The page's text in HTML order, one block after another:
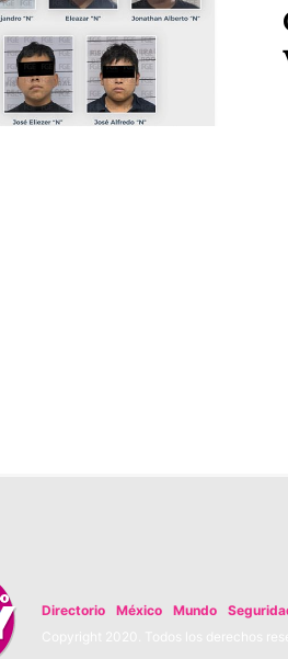
Directorio México Mundo